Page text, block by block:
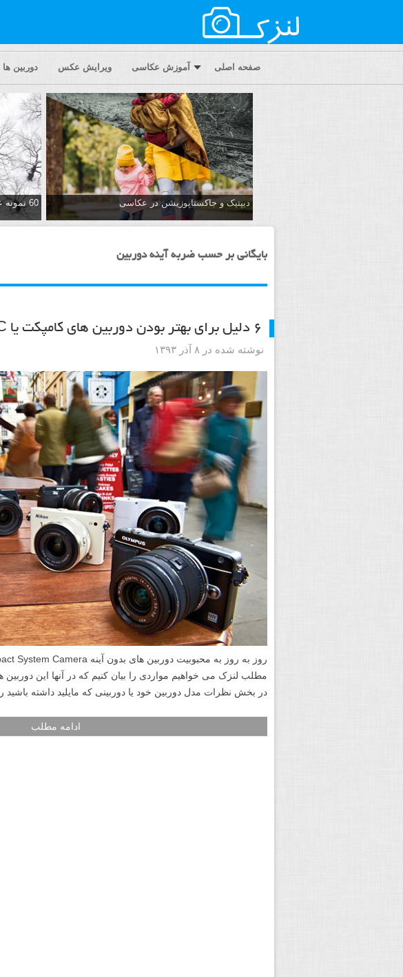
صفحه اصلی آموزش عکاسی ویرایش عکس دوربین
دیپتیک و جاکستا‌پوزیشن در عکاسی 60 نمونه عکس سبک ماکسیمالیسم
بایگانی بر حسب ضربه آینه دوربین
۶ دلیل برای بهتر بودن دوربین های کامپکت یا CSC از دوربین های DSLR
نوشته شده در ۸ آذر ۱۳۹۳
در بخش نظرات مدل دوربین خود یا دوربینی که مایلید داشته باشید را
ادامه مطلب